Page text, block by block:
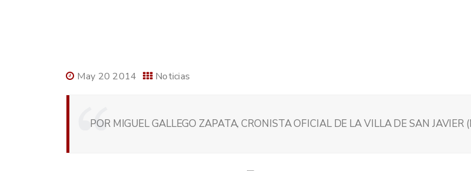
May 20 2014 Noticias
POR MIGUEL GALLEGO ZAPATA, CRONISTA OFICIAL DE LA VILLA DE SAN JAVIER